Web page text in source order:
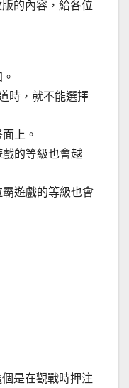
的內容，給各位
時，就不能選擇
上。
的等級也會越
遊戲的等級也會
是在觀戰時押注